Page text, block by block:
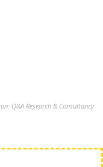
Q&A Research & Consultancy